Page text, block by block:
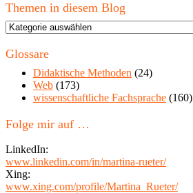
Themen in diesem Blog
Themen
diesem
Glossare
Didaktische Methoden (24)
Web (173)
wissenschaftliche Fachsprache (160)
Folge mir auf …
LinkedIn:
www.linkedin.com/in/martina-rueter/
Xing:
www.xing.com/profile/Martina_Rueter/